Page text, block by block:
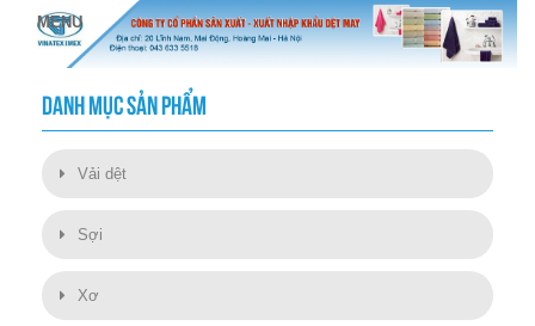
DANH MỤC SẢN PHẨM
Vải dệt
Sợi
Xơ